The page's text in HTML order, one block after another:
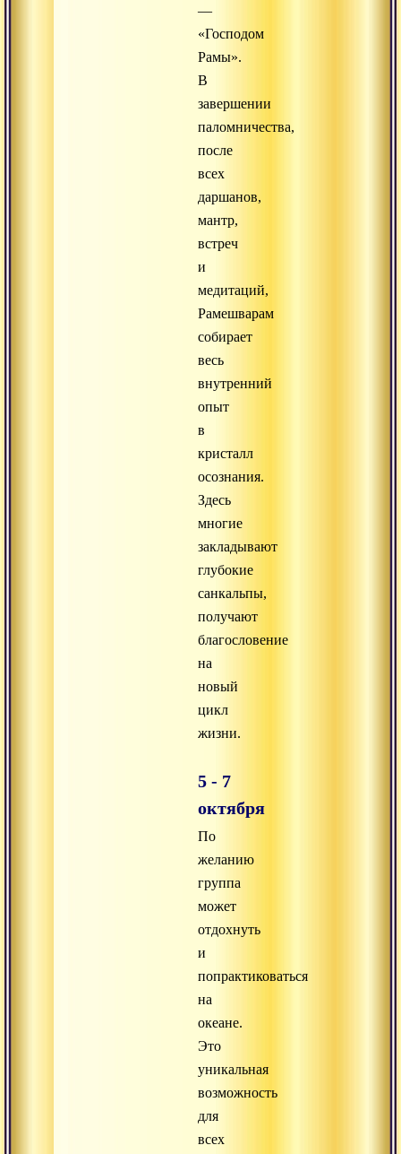
—
«Господом
Рамы».
В
завершении
паломничества,
после
всех
даршанов,
мантр,
встреч
и
медитаций,
Рамешварам
собирает
весь
внутренний
опыт
в
кристалл
осознания.
Здесь
многие
закладывают
глубокие
санкальпы,
получают
благословение
на
новый
цикл
жизни.
5 - 7
октября
По
желанию
группа
может
отдохнуть
и
попрактиковаться
на
океане.
Это
уникальная
возможность
для
всех